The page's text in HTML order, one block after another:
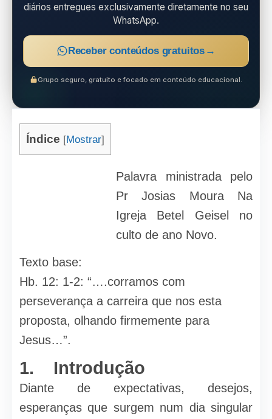
diários entregues exclusivamente diretamente no seu
WhatsApp.
Receber conteúdos gratuitos →
Grupo seguro, gratuito e focado em conteúdo educacional.
Índice [Mostrar]
Palavra ministrada pelo
Pr Josias Moura Na
Igreja Betel Geisel no
culto de ano Novo.
Texto base:
Hb. 12: 1-2: “….corramos com
perseverança a carreira que nos esta
proposta, olhando firmemente para
Jesus…”.
1. Introdução
Diante de expectativas, desejos,
esperanças que surgem num dia singular